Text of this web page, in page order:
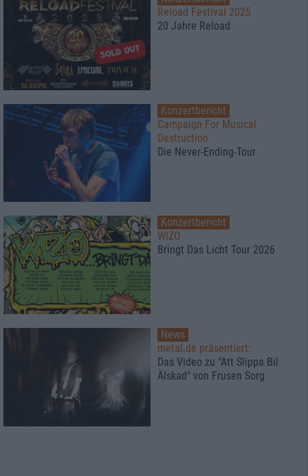
Reload Festival 2025
20 Jahre Reload
Konzertbericht
Campaign For Musical
Destruction
Die Never-Ending-Tour
Konzertbericht
WIZO
Bringt Das Licht Tour 2026
News
metal.de präsentiert:
Das Video zu "Att Slippa Bil
Älskad" von Frusen Sorg